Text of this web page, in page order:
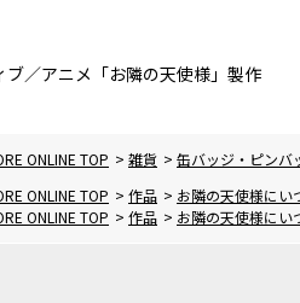
／アニメ「お隣の天使様」製作
ONLINE TOP > 雑貨 > 缶バッジ・ピンバ
ONLINE TOP > 作品 > お隣の天使様にい
ONLINE TOP > 作品 > お隣の天使様にい